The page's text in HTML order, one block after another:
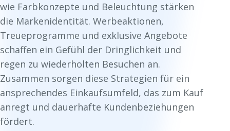
wie Farbkonzepte und Beleuchtung stärken
die Markenidentität. Werbeaktionen,
Treueprogramme und exklusive Angebote
schaffen ein Gefühl der Dringlichkeit und
regen zu wiederholten Besuchen an.
Zusammen sorgen diese Strategien für ein
ansprechendes Einkaufsumfeld, das zum Kauf
anregt und dauerhafte Kundenbeziehungen
fördert.